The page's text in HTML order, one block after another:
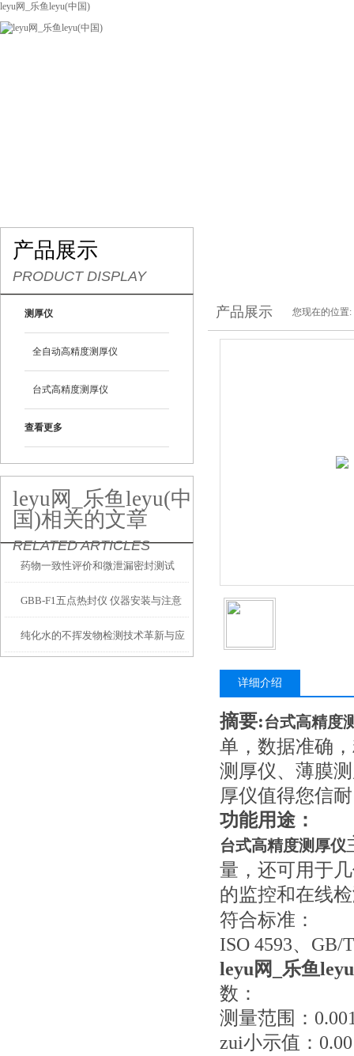
leyu网_乐鱼leyu(中国)
产品展示
PRODUCT DISPLAY
测厚仪
全自动高精度测厚仪
台式高精度测厚仪
查看更多
leyu网_乐鱼leyu(中
国)相关的文章
RELATED ARTICLES
药物一致性评价和微泄漏密封测试
GBB-F1五点热封仪 仪器安装与注意
事项
纯化水的不挥发物检测技术革新与应
产品展示 您现在的位置:
详细介绍
摘要:台式高精度
单，数据准确
测厚仪、薄膜
厚仪值得您信
功能用途：
台式高精度测厚仪
量，还可用于
的监控和在线
符合标准：
ISO 4593、GB/
leyu网_乐鱼
数：
测量范围：
zui小示值：